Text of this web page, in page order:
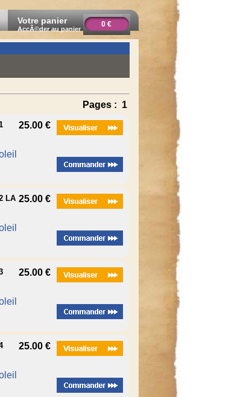
Votre panier
AccÃ©der au panier
0 €
Pages : 1
25.00 €
LA 25.00 €
25.00 €
25.00 €